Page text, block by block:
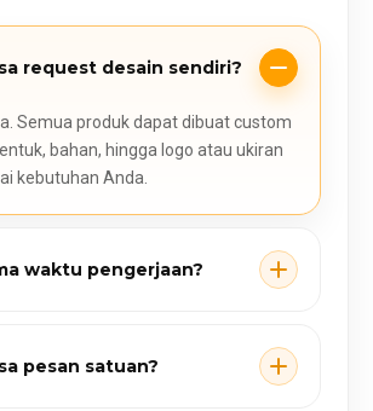
request desain sendiri?
Semua produk dapat dibuat custom
bahan, hingga logo atau ukiran
kebutuhan Anda.
waktu pengerjaan?
pesan satuan?